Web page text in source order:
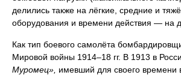
делились также на лёгкие, средние и
оборудования и времени действия — на
Как тип боевого самолёта
Мировой войны 1914–18 гг. В 1913 в
Муромец», имевший для своего времени